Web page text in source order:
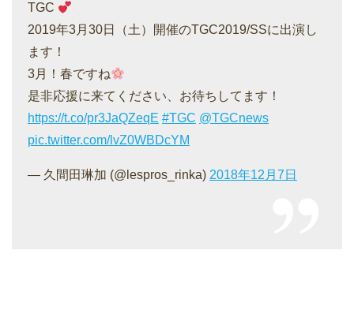
TGC
2019年3月30日（土）開催のTGC2019/SSに出演し
ます！
3月！春ですね
是非応援に来てください、お待ちしてます！
https://t.co/pr3JaQZeqE #TGC @TGCnews
pic.twitter.com/lvZ0WBDcYM
— 久間田琳加 (@lespros_rinka) 2018年12月7日